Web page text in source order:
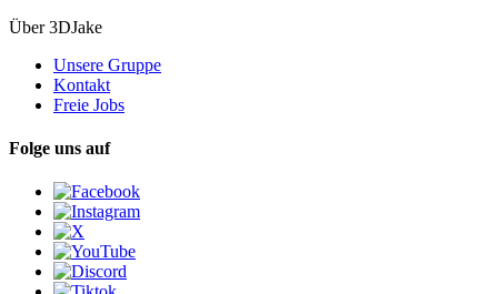
Über 3DJake
Unsere Gruppe
Kontakt
Freie Jobs
Folge uns auf